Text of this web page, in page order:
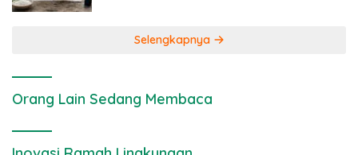
Selengkapnya
Orang Lain Sedang Membaca